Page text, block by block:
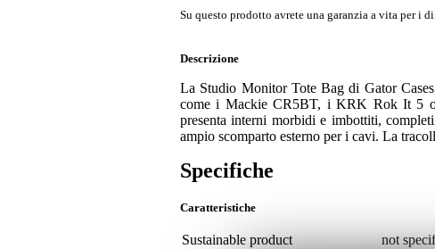
Su questo prodotto avrete una garanzia a vita per i
Descrizione
La Studio Monitor Tote Bag di Gator
come i Mackie CR5BT, i KRK Rok It 5 o
presenta interni morbidi e imbottiti,
ampio scomparto esterno per i cavi. La
Specifiche
Caratteristiche
Sustainable product
not